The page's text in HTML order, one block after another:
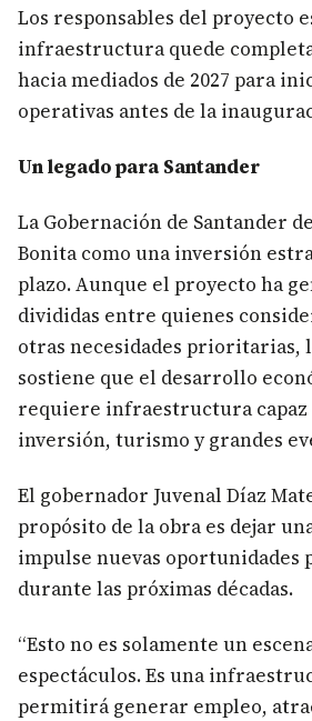
Los responsables del proyecto
infraestructura quede
hacia mediados de 2027 para
operativas antes de la
Un legado para Santander
La Gobernación de Santander
Bonita como una inversión
plazo. Aunque el proyecto ha
divididas entre quienes
otras necesidades prioritarias,
sostiene que el desarrollo
requiere infraestructura capaz
inversión, turismo y grandes
El gobernador Juvenal Díaz
propósito de la obra es dejar
impulse nuevas oportunidades
durante las próximas décadas.
“Esto no es solamente un
espectáculos. Es una
permitirá generar empleo,